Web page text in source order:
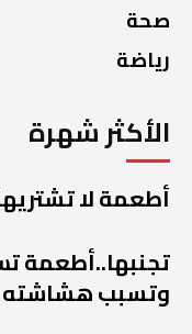
صحة
رياضة
الأكثر شهرة
أطعمة لا
تجنبها..أطعمة
وتسبب هشاشته